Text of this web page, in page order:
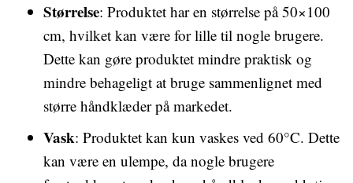
Størrelse: Produktet har en størrelse på 50×100
cm, hvilket kan være for lille til nogle brugere.
Dette kan gøre produktet mindre praktisk og
mindre behageligt at bruge sammenlignet med
større håndklæder på markedet.
Vask: Produktet kan kun vaskes ved 60°C. Dette
kan være en ulempe, da nogle brugere